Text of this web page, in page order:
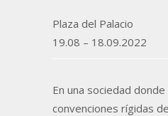
Plaza del Palacio
19.08 – 18.09.2022
En una sociedad
convenciones rígidas